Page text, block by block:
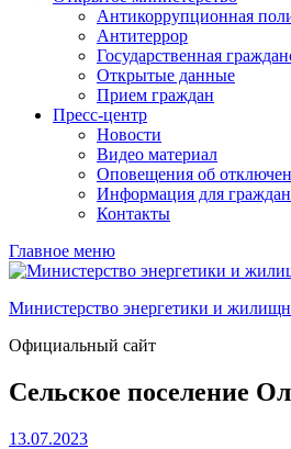
Антикоррупционная
Антитеррор
Государственная
Открытые данные
Прием граждан
Пресс-центр
Новости
Видео материал
Оповещения об
Информация для граждан
Контакты
Главное меню
Министерство энергетики и
Официальный сайт
Сельское поселение
13.07.2023